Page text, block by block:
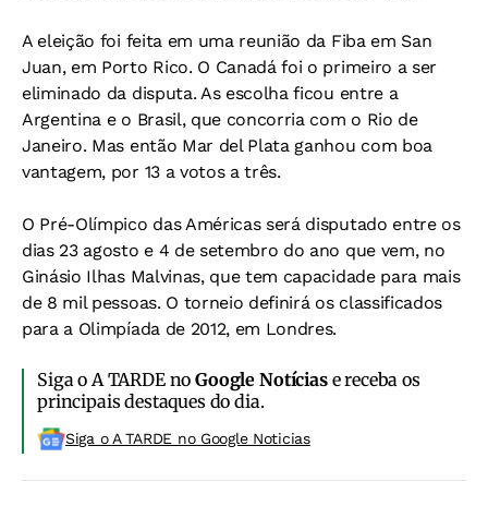
A eleição foi feita em uma reunião da Fiba em San
Juan, em Porto Rico. O Canadá foi o primeiro a ser
eliminado da disputa. As escolha ficou entre a
Argentina e o Brasil, que concorria com o Rio de
Janeiro. Mas então Mar del Plata ganhou com boa
vantagem, por 13 a votos a três.
O Pré-Olímpico das Américas será disputado entre os
dias 23 agosto e 4 de setembro do ano que vem, no
Ginásio Ilhas Malvinas, que tem capacidade para mais
de 8 mil pessoas. O torneio definirá os classificados
para a Olimpíada de 2012, em Londres.
Siga o A TARDE noGoogle Notíciase receba os
principais destaques do dia.
Siga o A TARDE no Google Noticias